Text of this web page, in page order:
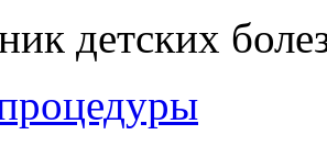
детских